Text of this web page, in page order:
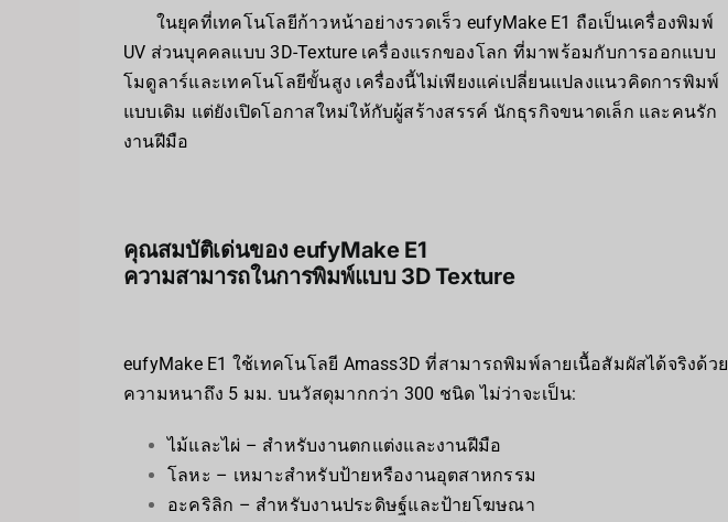
ในยุคที่เทคโนโลยีก้าวหน้าอย่างรวดเร็ว eufyMake E1 ถือเป็นเครื่องพิมพ์
UV ส่วนบุคคลแบบ 3D-Texture เครื่องแรกของโลก ที่มาพร้อมกับการออกแบบ
โมดูลาร์และเทคโนโลยีขั้นสูง เครื่องนี้ไม่เพียงแค่เปลี่ยนแปลงแนวคิดการพิมพ์
แบบเดิม แต่ยังเปิดโอกาสใหม่ให้กับผู้สร้างสรรค์ นักธุรกิจขนาดเล็ก และคนรัก
งานฝีมือ
คุณสมบัติเด่นของ eufyMake E1
ความสามารถในการพิมพ์แบบ 3D Texture
eufyMake E1 ใช้เทคโนโลยี Amass3D ที่สามารถพิมพ์ลายเนื้อสัมผัสได้จริงด้วย
ความหนาถึง 5 มม. บนวัสดุมากกว่า 300 ชนิด ไม่ว่าจะเป็น:
ไม้และไผ่ – สำหรับงานตกแต่งและงานฝีมือ
โลหะ – เหมาะสำหรับป้ายหรืองานอุตสาหกรรม
อะคริลิก – สำหรับงานประดิษฐ์และป้ายโฆษณา